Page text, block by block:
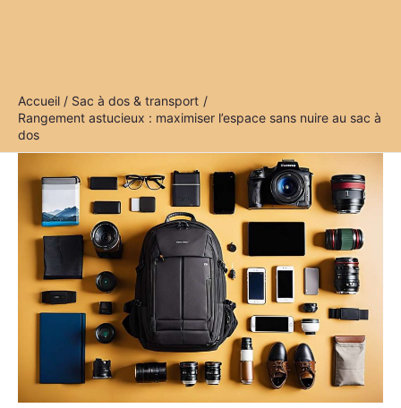
Accueil
Sac à dos & transport
Rangement astucieux : maximiser l’espace sans nuire au sac à
dos